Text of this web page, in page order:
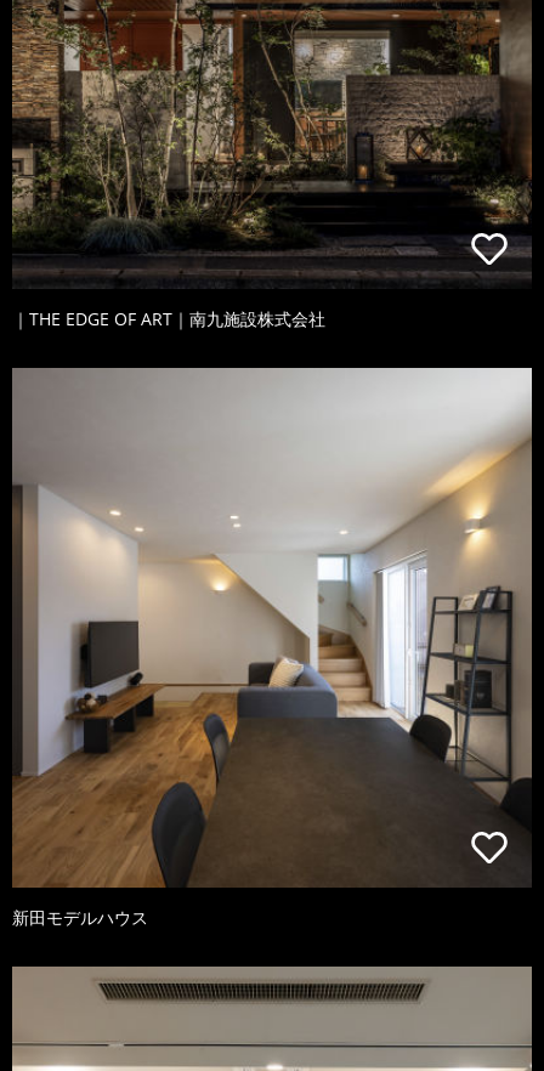
｜THE EDGE OF ART｜南九施設株式会社
新田モデルハウス